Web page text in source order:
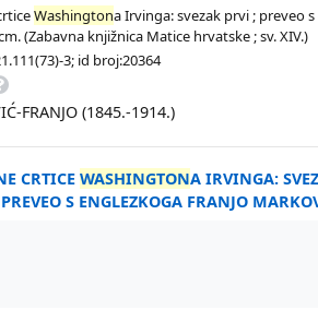
Washingtona Irvinga: svezak prvi ; preveo
(Zabavna knjižnica Matice hrvatske ; sv. XIV.)
3; id broj:20364
FRANJO (1845.-1914.)
CRTICEWASHINGTONA IRVINGA:
S ENGLEZKOGA FRANJO